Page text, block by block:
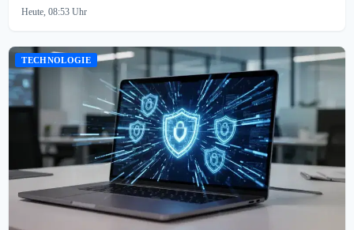
Heute, 08:53 Uhr
TECHNOLOGIE